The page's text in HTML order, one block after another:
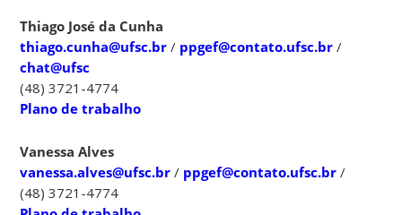
Thiago José da Cunha
thiago.cunha@ufsc.br / ppgef@contato.ufsc.br /
chat@ufsc
(48) 3721-4774
Plano de trabalho
Vanessa Alves
vanessa.alves@ufsc.br / ppgef@contato.ufsc.br /
(48) 3721-4774